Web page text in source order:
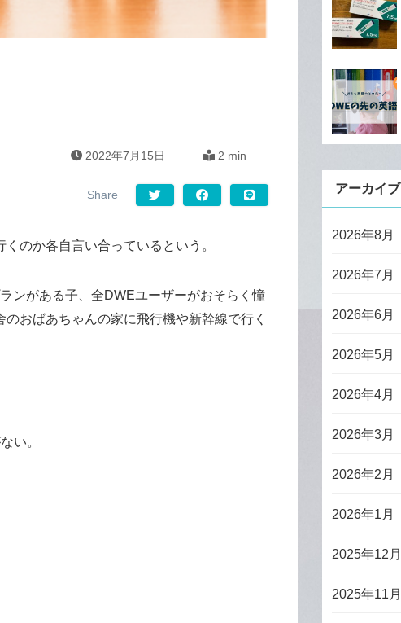
2022年7月15日 2 min
のか各自言い合っているという。
ンがある子、全DWEユーザーがおそらく憧
おばあちゃんの家に飛行機や新幹線で行く
い。
アーカイブ
2026年8月
2026年7月
2026年6月
2026年5月
2026年4月
2026年3月
2026年2月
2026年1月
2025年12月
2025年11月